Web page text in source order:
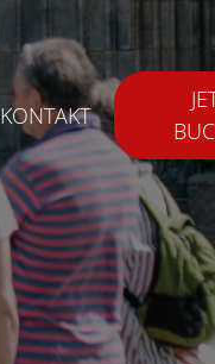
KONTAKT